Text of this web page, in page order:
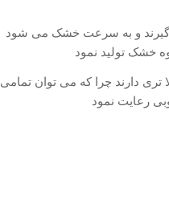
گیرند و به سرعت خشک می شود
خشک تولید نمود
دارند چرا که می توان تمامی
رعایت نمود